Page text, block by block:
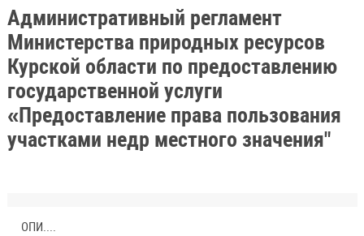
Административный регламент
Министерства природных ресурсов
Курской области по предоставлению
государственной услуги
«Предоставление права пользования
участками недр местного значения"
ОПИ.pdf